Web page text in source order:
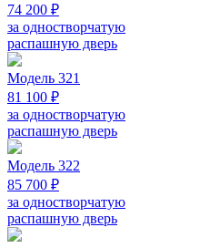
74 200 ₽
за одностворчатую
распашную дверь
Модель 321
81 100 ₽
за одностворчатую
распашную дверь
Модель 322
85 700 ₽
за одностворчатую
распашную дверь